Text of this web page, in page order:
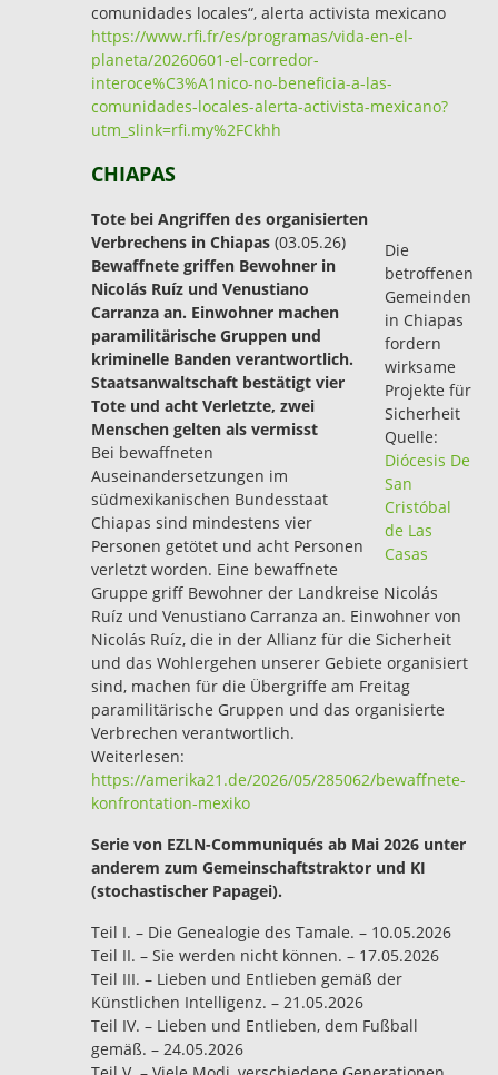
comunidades locales“, alerta activista mexicano
https://www.rfi.fr/es/programas/vida-en-el-
planeta/20260601-el-corredor-
interoce%C3%A1nico-no-beneficia-a-las-
comunidades-locales-alerta-activista-mexicano?
utm_slink=rfi.my%2FCkhh
CHIAPAS
Die
betroffenen
Gemeinden
in Chiapas
fordern
wirksame
Projekte für
Sicherheit
Quelle:
Diócesis De
San
Cristóbal
de Las
Casas
Tote bei Angriffen des organisierten
Verbrechens in Chiapas (03.05.26)
Bewaffnete griffen Bewohner in
Nicolás Ruíz und Venustiano
Carranza an. Einwohner machen
paramilitärische Gruppen und
kriminelle Banden verantwortlich.
Staatsanwaltschaft bestätigt vier
Tote und acht Verletzte, zwei
Menschen gelten als vermisst
Bei bewaffneten
Auseinandersetzungen im
südmexikanischen Bundesstaat
Chiapas sind mindestens vier
Personen getötet und acht Personen
verletzt worden. Eine bewaffnete
Gruppe griff Bewohner der Landkreise Nicolás
Ruíz und Venustiano Carranza an. Einwohner von
Nicolás Ruíz, die in der Allianz für die Sicherheit
und das Wohlergehen unserer Gebiete organisiert
sind, machen für die Übergriffe am Freitag
paramilitärische Gruppen und das organisierte
Verbrechen verantwortlich.
Weiterlesen:
https://amerika21.de/2026/05/285062/bewaffnete-
konfrontation-mexiko
Serie von EZLN-Communiqués ab Mai 2026 unter
anderem zum Gemeinschaftstraktor und KI
(stochastischer Papagei).
Teil I. – Die Genealogie des Tamale. – 10.05.2026
Teil II. – Sie werden nicht können. – 17.05.2026
Teil III. – Lieben und Entlieben gemäß der
Künstlichen Intelligenz. – 21.05.2026
Teil IV. – Lieben und Entlieben, dem Fußball
gemäß. – 24.05.2026